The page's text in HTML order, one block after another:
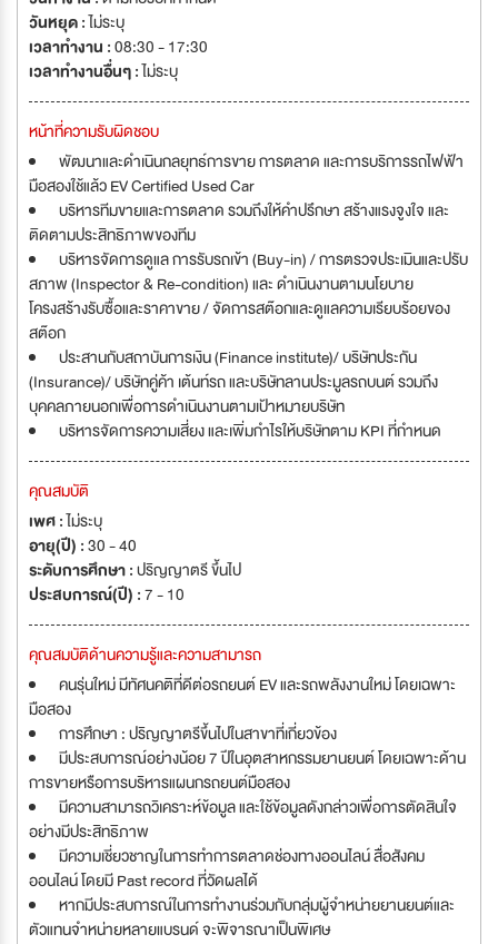
และยั่งยืน
วันหยุด :ไม่ระบุ
เวลาทำงาน :08:30 - 17:30
เวลาทำงานอื่นๆ :ไม่ระบุ
หน้าที่ความรับผิดชอบ
พัฒนาและดำเนินกลยุทธ์การขาย การตลาด และการบริการรถไฟฟ้า
มือสองใช้แล้ว EV Certified Used Car
บริหารทีมขายและการตลาด รวมถึงให้คำปรึกษา สร้างแรงจูงใจ และ
ติดตามประสิทธิภาพของทีม
บริหารจัดการดูแล การรับรถเข้า (Buy-in) / การตรวจประเมินและปรับ
สภาพ (Inspector & Re-condition) และ ดำเนินงานตามนโยบาย
โครงสร้างรับซื้อและราคาขาย / จัดการสต๊อกและดูแลความเรียบร้อยของ
สต๊อก
ประสานกับสถาบันการเงิน (Finance institute)/ บริษัทประกัน
(Insurance)/ บริษัทคู่ค้า เต้นท์รถ และบริษัทลานประมูลรถบนต์ รวมถึง
บุคคลภายนอกเพื่อการดำเนินงานตามเป้าหมายบริษัท
บริหารจัดการความเสี่ยง และเพิ่มกำไรให้บริษัทตาม KPI ที่กำหนด
คุณสมบัติ
เพศ :ไม่ระบุ
อายุ(ปี) :30 - 40
ระดับการศึกษา :ปริญญาตรี ขึ้นไป
ประสบการณ์(ปี) :7 - 10
คุณสมบัติด้านความรู้และความสามารถ
คนรุ่นใหม่ มีทัศนคติที่ดีต่อรถยนต์ EV และรถพลังงานใหม่ โดยเฉพาะ
มือสอง
การศึกษา : ปริญญาตรีขึ้นไปในสาขาที่เกี่ยวข้อง
มีประสบการณ์อย่างน้อย 7 ปีในอุตสาหกรรมยานยนต์ โดยเฉพาะด้าน
การขายหรือการบริหารแผนกรถยนต์มือสอง
มีความสามารถวิเคราะห์ข้อมูล และใช้ข้อมูลดังกล่าวเพื่อการตัดสินใจ
อย่างมีประสิทธิภาพ
มีความเชี่ยวชาญในการทำการตลาดช่องทางออนไลน์ สื่อสังคม
ออนไลน์ โดยมี Past record ที่วัดผลได้
หากมีประสบการณ์ในการทำงานร่วมกับกลุ่มผู้จำหน่ายยานยนต์และ
ตัวแทนจำหน่ายหลายแบรนด์ จะพิจารณาเป็นพิเศษ